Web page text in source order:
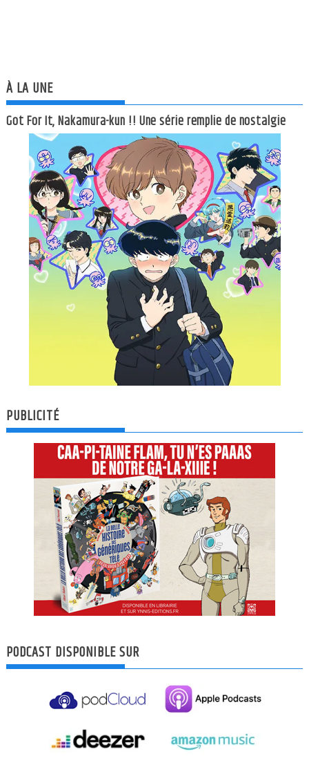
À LA UNE
Got For It, Nakamura-kun !! Une série remplie de nostalgie
PUBLICITÉ
PODCAST DISPONIBLE SUR